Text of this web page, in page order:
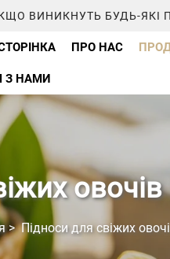
ВИНИКНУТЬ БУДЬ-ЯКІ
ПРО НАС
З НАМИ
овочів
>Підноси для свіжих